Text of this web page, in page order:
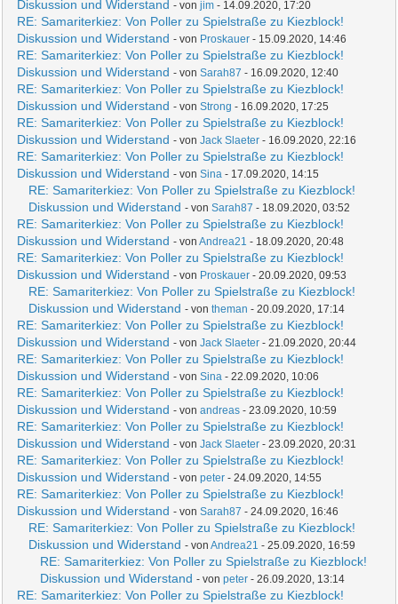
Diskussion und Widerstand - vonjim - 14.09.2020, 17:20
RE: Samariterkiez: Von Poller zu Spielstraße zu Kiezblock!
Diskussion und Widerstand - von Proskauer - 15.09.2020, 14:46
RE: Samariterkiez: Von Poller zu Spielstraße zu Kiezblock!
Diskussion und Widerstand - vonSarah87 - 16.09.2020, 12:40
RE: Samariterkiez: Von Poller zu Spielstraße zu Kiezblock!
Diskussion und Widerstand - vonStrong - 16.09.2020, 17:25
RE: Samariterkiez: Von Poller zu Spielstraße zu Kiezblock!
Diskussion und Widerstand - vonJack Slaeter - 16.09.2020, 22:16
RE: Samariterkiez: Von Poller zu Spielstraße zu Kiezblock!
Diskussion und Widerstand - vonSina - 17.09.2020, 14:15
RE: Samariterkiez: Von Poller zu Spielstraße zu Kiezblock!
Diskussion und Widerstand - vonSarah87 - 18.09.2020, 03:52
RE: Samariterkiez: Von Poller zu Spielstraße zu Kiezblock!
Diskussion und Widerstand - vonAndrea21 - 18.09.2020, 20:48
RE: Samariterkiez: Von Poller zu Spielstraße zu Kiezblock!
Diskussion und Widerstand - von Proskauer - 20.09.2020, 09:53
RE: Samariterkiez: Von Poller zu Spielstraße zu Kiezblock!
Diskussion und Widerstand - vontheman - 20.09.2020, 17:14
RE: Samariterkiez: Von Poller zu Spielstraße zu Kiezblock!
Diskussion und Widerstand - vonJack Slaeter - 21.09.2020, 20:44
RE: Samariterkiez: Von Poller zu Spielstraße zu Kiezblock!
Diskussion und Widerstand - vonSina - 22.09.2020, 10:06
RE: Samariterkiez: Von Poller zu Spielstraße zu Kiezblock!
Diskussion und Widerstand - vonandreas - 23.09.2020, 10:59
RE: Samariterkiez: Von Poller zu Spielstraße zu Kiezblock!
Diskussion und Widerstand - vonJack Slaeter - 23.09.2020, 20:31
RE: Samariterkiez: Von Poller zu Spielstraße zu Kiezblock!
Diskussion und Widerstand - vonpeter - 24.09.2020, 14:55
RE: Samariterkiez: Von Poller zu Spielstraße zu Kiezblock!
Diskussion und Widerstand - vonSarah87 - 24.09.2020, 16:46
RE: Samariterkiez: Von Poller zu Spielstraße zu Kiezblock!
Diskussion und Widerstand - vonAndrea21 - 25.09.2020, 16:59
RE: Samariterkiez: Von Poller zu Spielstraße zu Kiezblock!
Diskussion und Widerstand - vonpeter - 26.09.2020, 13:14
RE: Samariterkiez: Von Poller zu Spielstraße zu Kiezblock!